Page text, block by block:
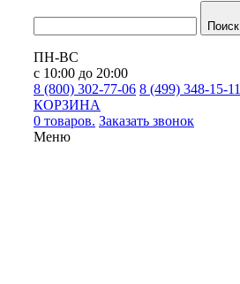
Поиск
ПН-ВС
с 10:00 до 20:00
8 (800) 302-77-06 8 (499) 348-15-11
КОРЗИНА
0 товаров. Заказать звонок
Меню